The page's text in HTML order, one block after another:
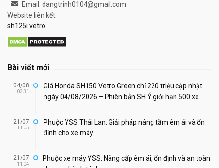
Email: dangtrinh0104@gmail.com
Website liên kết:
sh125i vetro
Bài viết mới
04/08
03:31
Giá Honda SH150 Vetro Green chỉ 220 triệu cập nhật
ngày 04/08/2026 – Phiên bản SH Ý giới hạn 500 xe
21/07
11:05
Phuộc YSS Thái Lan: Giải pháp nâng tầm êm ái và ổn
định cho xe máy
21/07
11:04
Phuộc xe máy YSS: Nâng cấp êm ái, ổn định và an toàn